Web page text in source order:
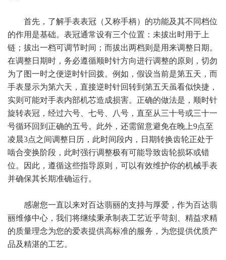
首先，了解手表表冠（又称手柄）的功能及其不同档位
的作用是基础。表冠通常设有三个位置：未拔出时用于上
链；拔出一档可调节时间；而拔出两档则是用来调整日期。
在调整日期时，务必遵循顺时针方向进行调整的原则，切勿
为了图一时之便逆时针回拨。例如，假设当前是第五天，而
手表显示为第六天，直接逆时针回转到第五天虽看似快捷，
实则可能对手表内部机芯造成损害。正确的做法是，顺时针
旋转表冠，经过六号、七号、八号，直至从三十号或三十一
号循环回到正确的五号。此外，还需留意避免在晚上9点至
凌晨3点之间调整日历，此时间段内，日期转换齿轮正处于
啮合变换阶段，此时强行调整极有可能导致齿轮损坏或错
位。因此，遵循这些指导原则，可以有效维护你的机械手表
并确保其长期准确运行。
感谢您一直以来对百达翡丽的支持与厚爱，作为百达翡
丽维修中心，我们将继续秉承制表工艺近乎苛刻、精益求精
的质量理念为您的爱表提供高标准的服务，为您提供优质产
品及精湛的工艺。